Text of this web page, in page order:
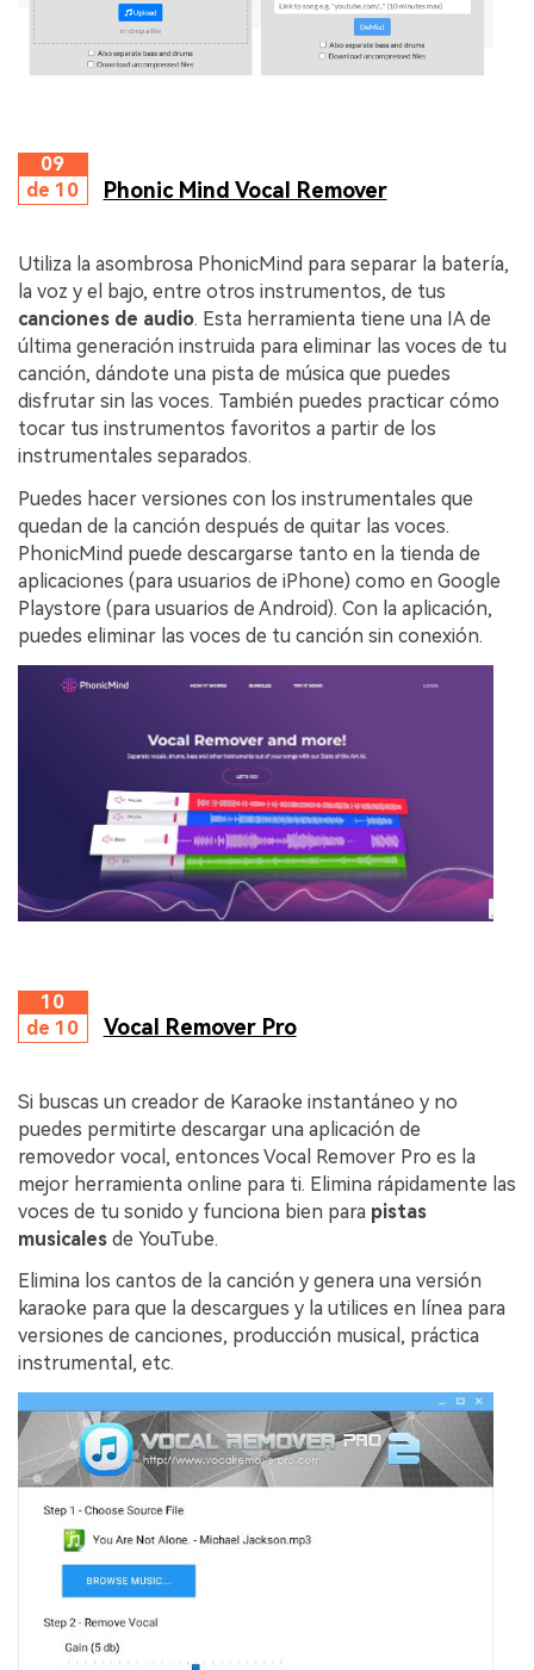
09
de 10
Phonic Mind Vocal Remover
Utiliza la asombrosa PhonicMind para separar la batería,
la voz y el bajo, entre otros instrumentos, de tus
canciones de audio. Esta herramienta tiene una IA de
última generación instruida para eliminar las voces de tu
canción, dándote una pista de música que puedes
disfrutar sin las voces. También puedes practicar cómo
tocar tus instrumentos favoritos a partir de los
instrumentales separados.
Puedes hacer versiones con los instrumentales que
quedan de la canción después de quitar las voces.
PhonicMind puede descargarse tanto en la tienda de
aplicaciones (para usuarios de iPhone) como en Google
Playstore (para usuarios de Android). Con la aplicación,
puedes eliminar las voces de tu canción sin conexión.
10
de 10
Vocal Remover Pro
Si buscas un creador de Karaoke instantáneo y no
puedes permitirte descargar una aplicación de
removedor vocal, entonces Vocal Remover Pro es la
mejor herramienta online para ti. Elimina rápidamente las
voces de tu sonido y funciona bien para pistas
musicales de YouTube.
Elimina los cantos de la canción y genera una versión
karaoke para que la descargues y la utilices en línea para
versiones de canciones, producción musical, práctica
instrumental, etc.